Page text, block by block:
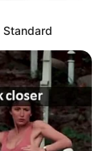
Standard